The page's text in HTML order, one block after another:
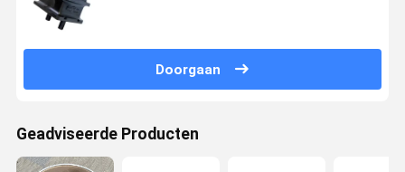
Doorgaan
Geadviseerde Producten